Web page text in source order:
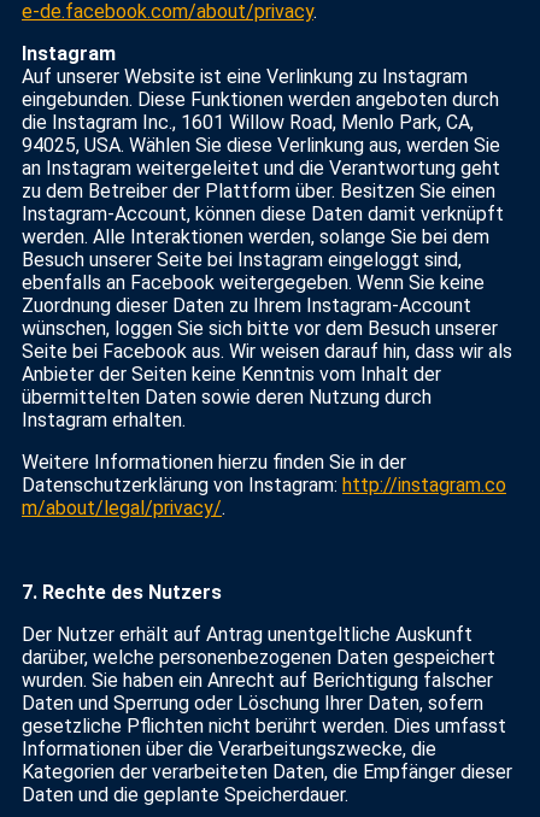
e-de.facebook.com/about/privacy.
Instagram
Auf unserer Website ist eine Verlinkung zu Instagram
eingebunden. Diese Funktionen werden angeboten durch
die Instagram Inc., 1601 Willow Road, Menlo Park, CA,
94025, USA. Wählen Sie diese Verlinkung aus, werden Sie
an Instagram weitergeleitet und die Verantwortung geht
zu dem Betreiber der Plattform über. Besitzen Sie einen
Instagram-Account, können diese Daten damit verknüpft
werden. Alle Interaktionen werden, solange Sie bei dem
Besuch unserer Seite bei Instagram eingeloggt sind,
ebenfalls an Facebook weitergegeben. Wenn Sie keine
Zuordnung dieser Daten zu Ihrem Instagram-Account
wünschen, loggen Sie sich bitte vor dem Besuch unserer
Seite bei Facebook aus. Wir weisen darauf hin, dass wir als
Anbieter der Seiten keine Kenntnis vom Inhalt der
übermittelten Daten sowie deren Nutzung durch
Instagram erhalten.
Weitere Informationen hierzu finden Sie in der
Datenschutzerklärung von Instagram: http://instagram.co
m/about/legal/privacy/.
7. Rechte des Nutzers
Der Nutzer erhält auf Antrag unentgeltliche Auskunft
darüber, welche personenbezogenen Daten gespeichert
wurden. Sie haben ein Anrecht auf Berichtigung falscher
Daten und Sperrung oder Löschung Ihrer Daten, sofern
gesetzliche Pflichten nicht berührt werden. Dies umfasst
Informationen über die Verarbeitungszwecke, die
Kategorien der verarbeiteten Daten, die Empfänger dieser
Daten und die geplante Speicherdauer.